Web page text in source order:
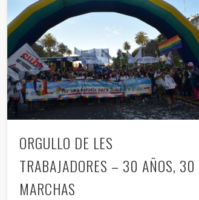
ORGULLO DE LES
TRABAJADORES – 30 AÑOS, 30
MARCHAS